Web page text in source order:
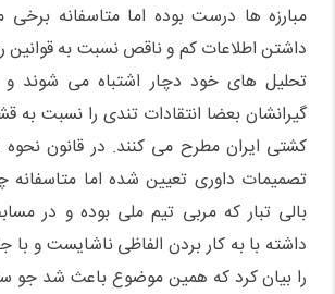
مبارزه ها درست بوده اما متاسفانه برخی
داشتن اطلاعات کم و ناقص نسبت به قوانین
تحلیل های خود دچار اشتباه می
گیرانشان بعضا انتقادات تندی را نسبت به
کشتی ایران مطرح می کنند. در قانون نحوه
تصمیمات داوری تعیین شده اما متاسفانه
بالی تبار که مربی تیم ملی بوده و در
داشته با به کار بردن الفاظی ناشایست و
را بیان کرد که همین موضوع باعث شد جو